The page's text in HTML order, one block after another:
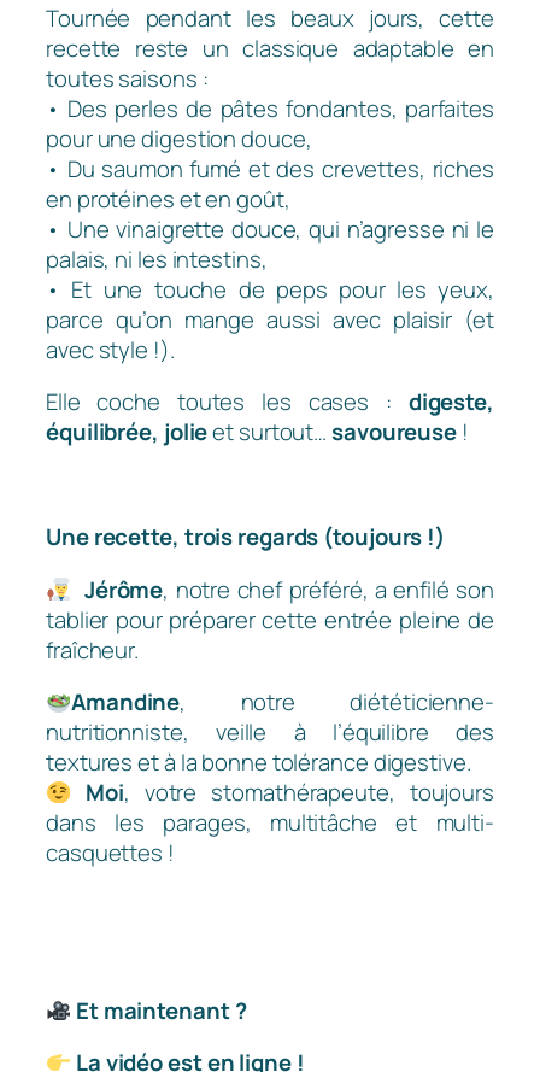
Tournée pendant les beaux jours, cette
recette reste un classique adaptable en
toutes saisons :
• Des perles de pâtes fondantes, parfaites
pour une digestion douce,
• Du saumon fumé et des crevettes, riches
en protéines et en goût,
• Une vinaigrette douce, qui n’agresse ni le
palais, ni les intestins,
• Et une touche de peps pour les yeux,
parce qu’on mange aussi avec plaisir (et
avec style !).
Elle coche toutes les cases : digeste,
équilibrée, jolieet surtout…savoureuse !
Une recette, trois regards (toujours !)
Jérôme, notre chef préféré, a enfilé son
tablier pour préparer cette entrée pleine de
fraîcheur.
Amandine, notre diététicienne-
nutritionniste, veille à l’équilibre des
textures et à la bonne tolérance digestive.
Moi, votre stomathérapeute, toujours
dans les parages, multitâche et multi-
casquettes !
Et maintenant ?
La vidéo est en ligne !